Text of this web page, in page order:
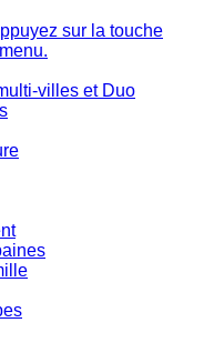
sur la touche
villes et Duo